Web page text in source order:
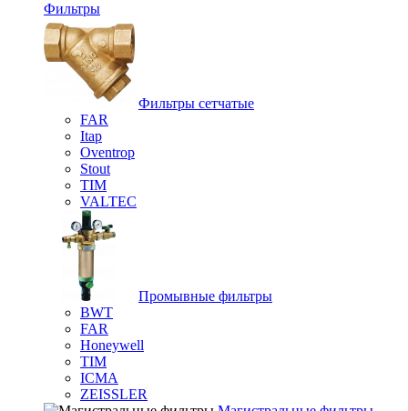
Фильтры
Фильтры сетчатые
FAR
Itap
Oventrop
Stout
TIM
VALTEC
Промывные фильтры
BWT
FAR
Honeywell
TIM
ICMA
ZEISSLER